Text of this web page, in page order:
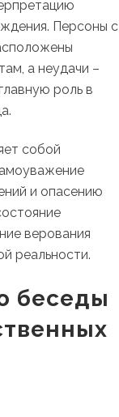
Персоны с
а неудачи –
роль в
собой
и опасению
верования
реальности.
беседы